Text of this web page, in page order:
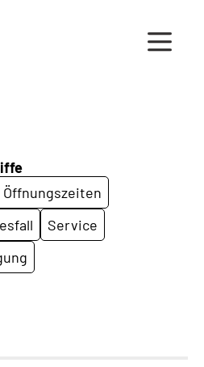
Öffnungszeiten
Service